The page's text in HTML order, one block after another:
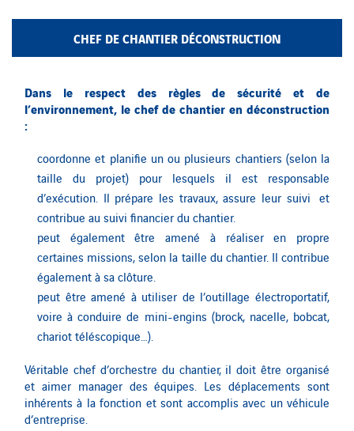
CHEF DE CHANTIER DÉCONSTRUCTION
Dans le respect des règles de sécurité et de
l’environnement, le chef de chantier en déconstruction
:
coordonne et planifie un ou plusieurs chantiers (selon la
taille du projet) pour lesquels il est responsable
d’exécution. Il prépare les travaux, assure leur suivi et
contribue au suivi financier du chantier.
peut également être amené à réaliser en propre
certaines missions, selon la taille du chantier. Il contribue
également à sa clôture.
peut être amené à utiliser de l’outillage électroportatif,
voire à conduire de mini-engins (brock, nacelle, bobcat,
chariot téléscopique…).
Véritable chef d’orchestre du chantier, il doit être organisé
et aimer manager des équipes. Les déplacements sont
inhérents à la fonction et sont accomplis avec un véhicule
d’entreprise.